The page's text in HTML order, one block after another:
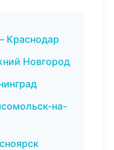
Краснодар
Новгород
на-